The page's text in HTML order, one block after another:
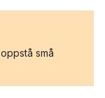
små